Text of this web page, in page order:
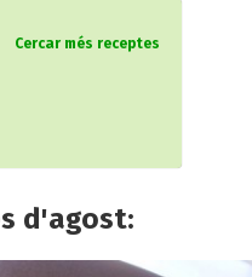
Cercar més receptes
d'agost: